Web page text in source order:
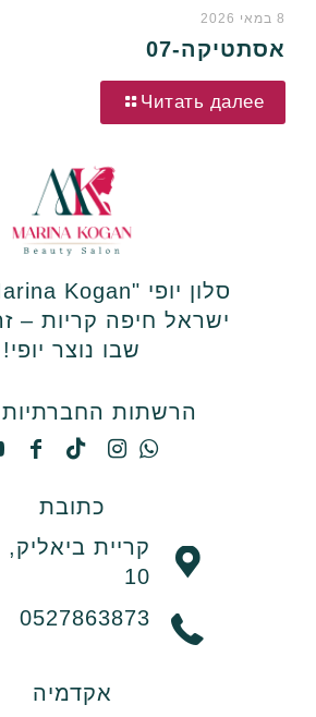
8 במאי 2026
אסתטיקה-07
Читать далее
ישראל חיפה קריות –
שבו נוצר יופי!
הרשתות החברתיות
כתובת
קריית
10
0527863873
אקדמיה